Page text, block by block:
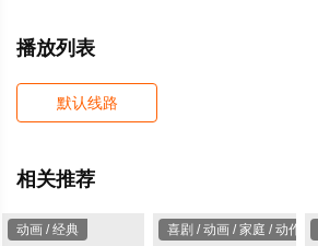
播放列表
默认线路
相关推荐
动画 / 经典 喜剧 / 动画 / 家庭 / 动作